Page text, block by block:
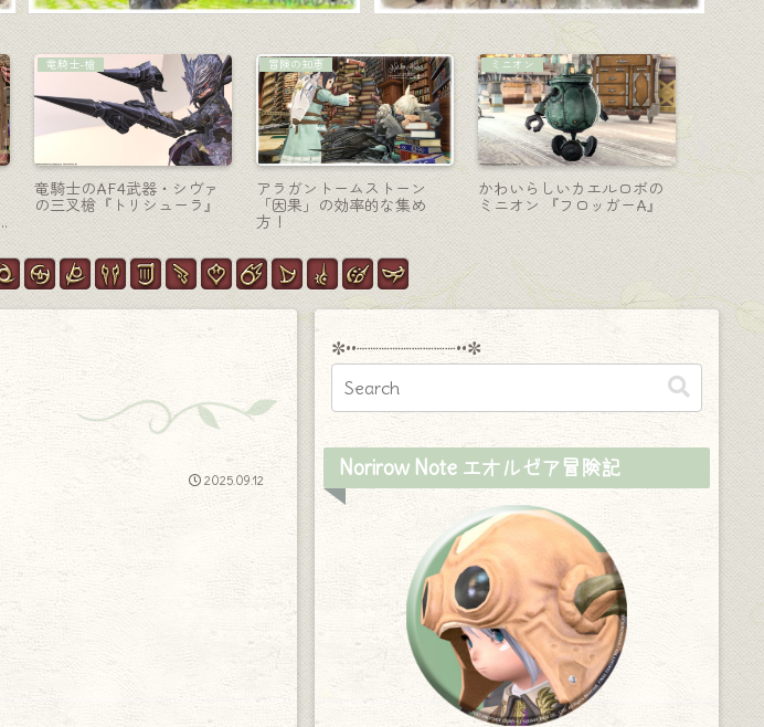
学者-魔道書
極ゼレニアの学者武器・金
銀蝶の機械式魔道書『ワー
機工士-銃
機工士のレジスタンスウェ
ポン（RW）進化 第三形態
（第四段階）二丁の合体銃
『ジャッジオーダー・リボ
ルバー』
コーディネート
【ミラプリ】南方ボズヤ戦
線/ヒーラー胴装備『ボズヤ
場のミリタリー魔道学者
【ハウ
2025.09.12
✼••┈┈┈┈┈┈┈┈┈••✼
Norirow Note エオルゼア冒険記